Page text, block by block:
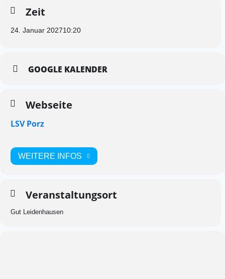
Zeit
24. Januar 202710:20
GOOGLE KALENDER
Webseite
LSV Porz
WEITERE INFOS
Veranstaltungsort
Gut Leidenhausen